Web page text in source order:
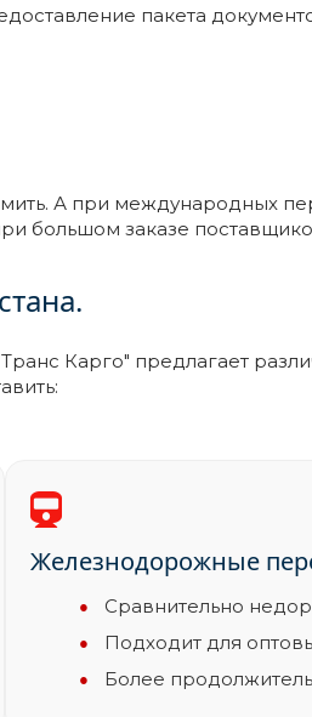
пакета
А при международных
большом заказе
Карго" предлагает
Железнодорожные
Сравнительно
Подходит для
Более